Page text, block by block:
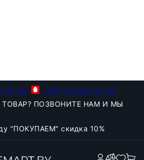
21-34
+375-33-918-21-34
ПОЗВОНИТЕ НАМ И МЫ
"ПОКУПАЕМ" скидка 10%